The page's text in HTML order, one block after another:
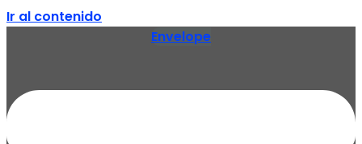
Ir al contenido
Envelope